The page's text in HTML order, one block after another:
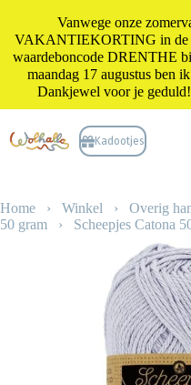
naar
de
Kadootjes
Home › Winkel › Overig
50 gram › Scheepjes Catona
Vanwege onze
VAKANTIEKORTING in de
waardeboncode DRENTHE
maandag 17 augustus ben
Dankjewel voor je